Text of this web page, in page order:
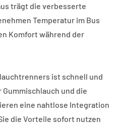
trägt die verbesserte
Temperatur im Bus
Komfort während der
ist schnell und
und die
eine nahtlose Integration
die Vorteile sofort nutzen